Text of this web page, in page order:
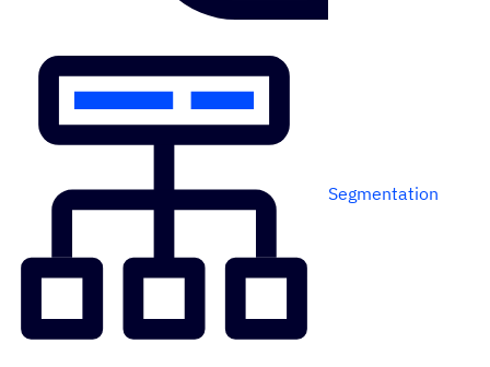
Segmentation